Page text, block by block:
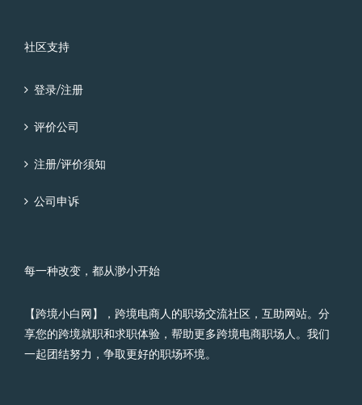
社区支持
登录/注册
评价公司
注册/评价须知
公司申诉
每一种改变，都从渺小开始
【跨境小白网】，跨境电商人的职场交流社区，互助网站。分
享您的跨境就职和求职体验，帮助更多跨境电商职场人。我们
一起团结努力，争取更好的职场环境。